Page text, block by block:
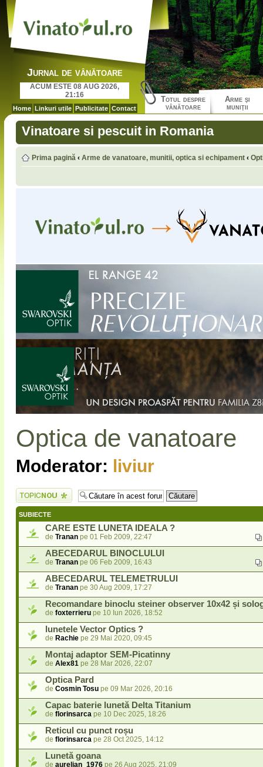
Jurnal de vânătoare
ACUM ESTE 08 AUG 2026,
21:16
Home Linkuri utile Publicitate Contact
Totul despre
vânătoare
Arme şi
muniţii
Vinatoare si pescuit in Romania
Prima pagină ‹ Arme de vanatoare, munitii, optica si echipament ‹
Optica de vanatoare
Moderator: liviur
Scrie un subiect
nou
SUBIECTE
CARE ESTE LUNETA IDEALA ?
de Tranan pe 01 Feb 2009, 22:47
ABECEDARUL BINOCLULUI
de Tranan pe 06 Feb 2009, 16:43
ABECEDARUL TELEMETRULUI
de Tranan pe 30 Aug 2009, 17:27
Recomandare binoclu steiner observer 10x42 și
de foxterrieru pe 10 Iun 2026, 18:52
lunetele Vector Optics ?
de Rachie pe 29 Mai 2020, 09:45
Montaj adaptor SEM-Picatinny
de Alex81 pe 28 Mar 2026, 22:07
Optica Pard
de Cosmin Tosu pe 09 Mar 2026, 20:16
Capac baterie lunetă Delta Titanium
de florinsarca pe 10 Dec 2025, 18:26
Reticul cu punct roșu
de florinsarca pe 28 Oct 2025, 14:12
Lunetă goana
de aurelian_1976 pe 26 Aug 2025, 21:09